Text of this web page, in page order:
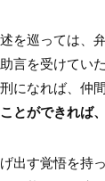
を巡っては、
言を受けてい
なれば、仲
とができれば
出す覚悟を持